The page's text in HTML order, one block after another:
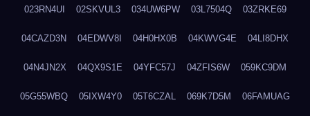
023RN4UI 02SKVUL3 034UW6PW 03L7504Q 03ZRKE69
04CAZD3N 04EDWV8I 04H0HX0B 04KWVG4E 04LI8DHX
04N4JN2X 04QX9S1E 04YFC57J 04ZFIS6W 059KC9DM
05G55WBQ 05IXW4Y0 05T6CZAL 069K7D5M 06FAMUAG